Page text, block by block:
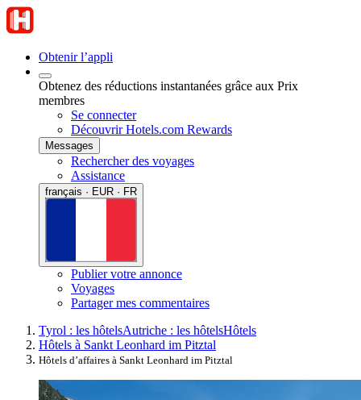
Obtenir l’appli
Obtenez des réductions instantanées grâce aux Prix
membres
Se connecter
Découvrir Hotels.com Rewards
Messages
Rechercher des voyages
Assistance
français · EUR · FR
Publier votre annonce
Voyages
Partager mes commentaires
Tyrol : les hôtelsAutriche : les hôtelsHôtels
Hôtels à Sankt Leonhard im Pitztal
Hôtels d’affaires à Sankt Leonhard im Pitztal